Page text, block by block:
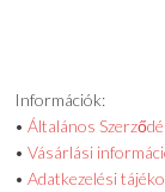
Információk:
•Általános
•Vásárlási
•Adatkezelési